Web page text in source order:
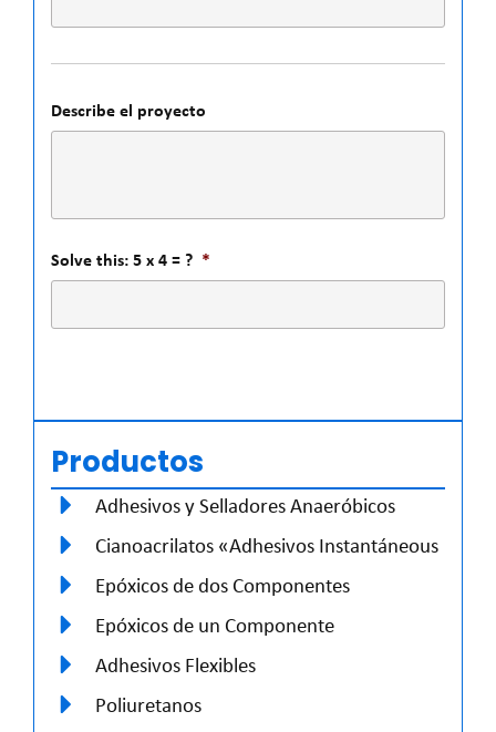
Describe el proyecto
Solve this: 5 x 4 = ? *
Productos
Adhesivos y Selladores Anaeróbicos
Cianoacrilatos «Adhesivos Instantáneous
Epóxicos de dos Componentes
Epóxicos de un Componente
Adhesivos Flexibles
Poliuretanos